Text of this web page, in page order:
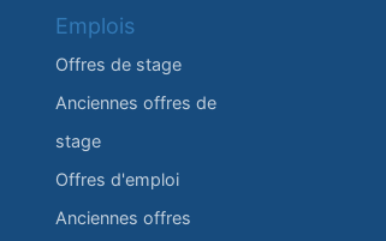
Emplois
Offres de stage
Anciennes offres de
stage
Offres d'emploi
Anciennes offres